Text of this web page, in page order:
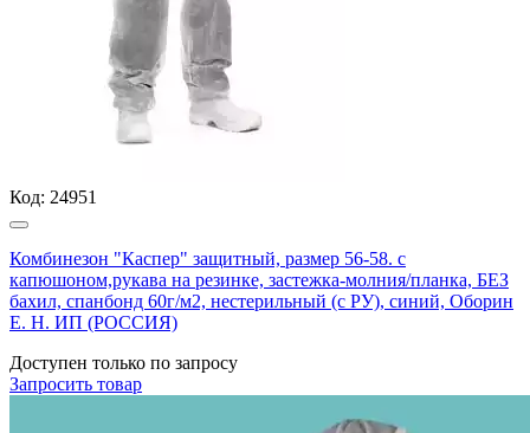
Код: 24951
Комбинезон "Каспер" защитный, размер 56-58. с
капюшоном,рукава на резинке, застежка-молния/планка, БЕЗ
бахил, спанбонд 60г/м2, нестерильный (с РУ), синий, Оборин
Е. Н. ИП (РОССИЯ)
Доступен только по запросу
Запросить товар